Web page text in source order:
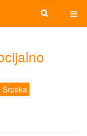
Srpska